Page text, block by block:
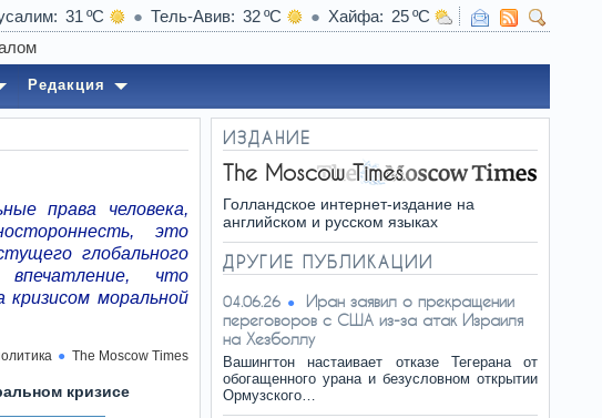
31 Тель-Авив 32 Хайфа
25
Продукты, которые уменьшают вред от алкоголя
Редакция
права человека,
это
глобального
что
моральной
The Moscow Times
кризисе
ИЗДАНИЕ
The Moscow Times
Голландское интернет-издание на
английском и русском языках
ДРУГИЕ ПУБЛИКАЦИИ
04.06.26
Иран заявил о прекращении
переговоров с США из-за атак Израиля
на Хезболлу
Вашингтон настаивает отказе Тегерана от
обогащенного урана и безусловном открытии
Ормузского…